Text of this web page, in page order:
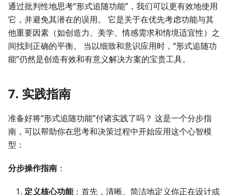
通过批判性地思考“形式追随功能”，我们可以更有效地使用
它，并避免其潜在的误用。 它是关于在优先考虑功能与其
他重要因素（如创造力、美学、情感需求和情境适宜性）之
间找到正确的平衡。 当以细致和意识应用时，“形式追随功
能”仍然是创造有效和有意义解决方案的宝贵工具。
7. 实践指南
准备好将“形式追随功能”付诸实践了吗？ 这是一个分步指
南，可以帮助你在思考和决策过程中开始应用这个心智模
型：
分步操作指南 ：
定义核心功能：首先，清晰、简洁地定义你正在设计或